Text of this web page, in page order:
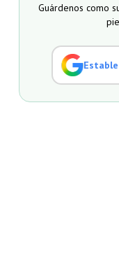
Guárdenos como